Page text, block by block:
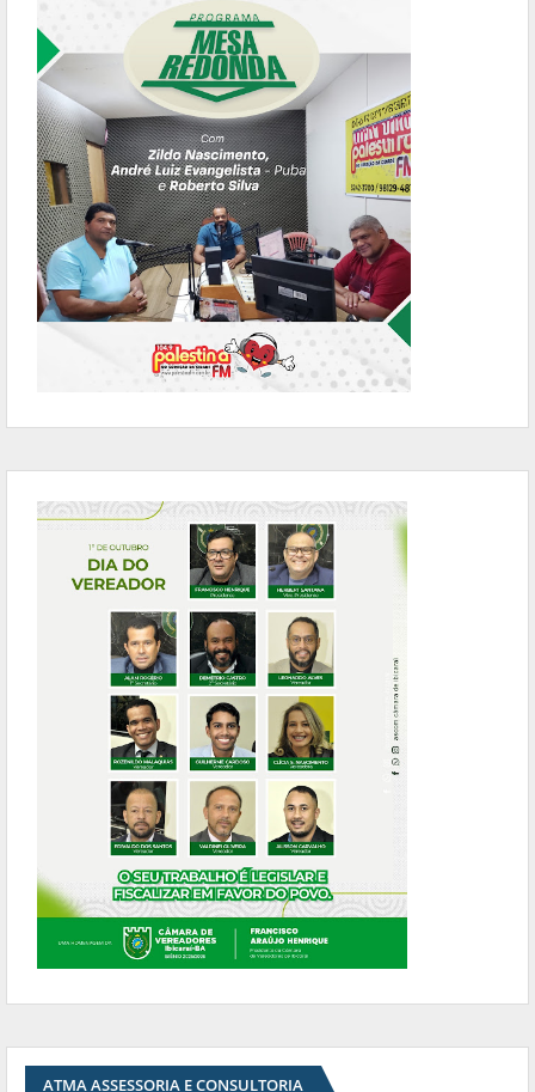
ATMA ASSESSORIA E CONSULTORIA